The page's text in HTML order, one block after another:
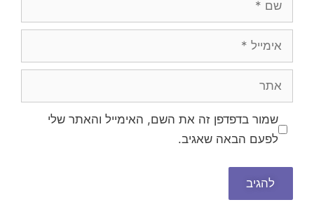
שמור בדפדפן זה את השם, האימייל והאתר שלי
לפעם הבאה שאגיב.